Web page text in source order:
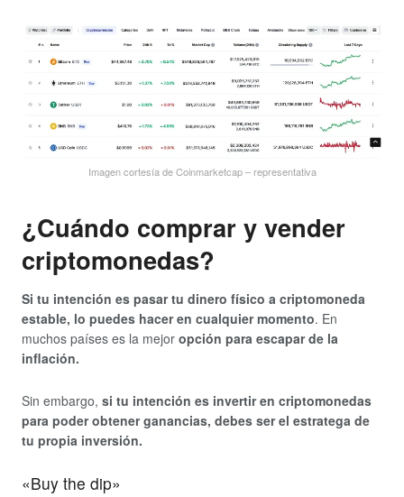
Imagen cortesía de Coinmarketcap – representativa
¿Cuándo comprar y vender
criptomonedas?
Si tu intención es pasar tu dinero físico a criptomoneda
estable, lo puedes hacer en cualquier momento. En
muchos países es la mejor opción para escapar de la
inflación.
Sin embargo, si tu intención es invertir en criptomonedas
para poder obtener ganancias, debes ser el estratega de
tu propia inversión.
«Buy the dip»